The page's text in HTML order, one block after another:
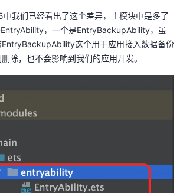
我们已经看出了这个差异，主模块中是多了
，一个是EntryBackupAbility，虽
这个用于应用接入数据备份
除，也不会影响到我们的应用开发。